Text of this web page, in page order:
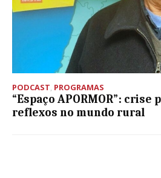
PODCAST, PROGRAMAS
“Espaço APORMOR”:
reflexos no mundo rural